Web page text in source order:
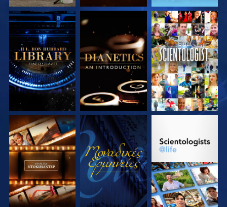
ΕΞΕΡΕΥΝΗΣΤΕ ΤΗ
ΣΕΙΡΑ
ΕΞΕΡΕΥΝΗΣΤΕ ΤΗ
ΣΕΙΡΑ
ΠΑΡΑΚΟΛΟΥΘΗΣΤΕ
ΕΞΕΡΕΥΝΗΣΤΕ ΤΗ
ΣΕΙΡΑ
ΠΑΡΑΚΟΛΟΥΘΗΣΤΕ
ΕΞΕΡΕΥΝΗΣΤΕ ΤΗ